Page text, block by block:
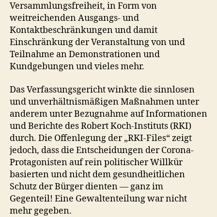
Versammlungsfreiheit, in Form von
weitreichenden Ausgangs- und
Kontaktbeschränkungen und damit
Einschränkung der Veranstaltung von und
Teilnahme an Demonstrationen und
Kundgebungen und vieles mehr.
Das Verfassungsgericht winkte die sinnlosen
und unverhältnismäßigen Maßnahmen unter
anderem unter Bezugnahme auf Informationen
und Berichte des Robert Koch-Instituts (RKI)
durch. Die Offenlegung der „RKI-Files“ zeigt
jedoch, dass die Entscheidungen der Corona-
Protagonisten auf rein politischer Willkür
basierten und nicht dem gesundheitlichen
Schutz der Bürger dienten — ganz im
Gegenteil! Eine Gewaltenteilung war nicht
mehr gegeben.